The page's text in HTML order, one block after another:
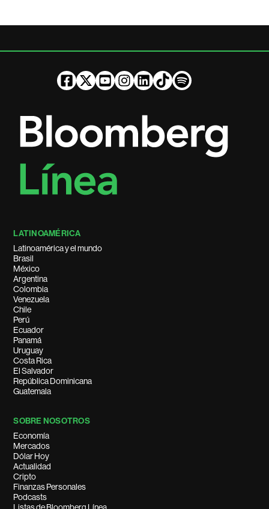
LATINOAMÉRICA
Latinoamérica y el mundo
Brasil
México
Argentina
Colombia
Venezuela
Chile
Perú
Ecuador
Panamá
Uruguay
Costa Rica
El Salvador
República Dominicana
Guatemala
SOBRE NOSOTROS
Economía
Mercados
Dólar Hoy
Actualidad
Cripto
Finanzas Personales
Podcasts